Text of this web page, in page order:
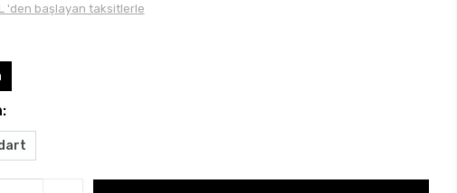
'den başlayan taksitlerle